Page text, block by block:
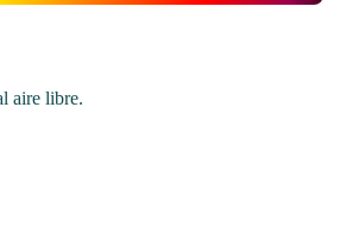
aire libre.